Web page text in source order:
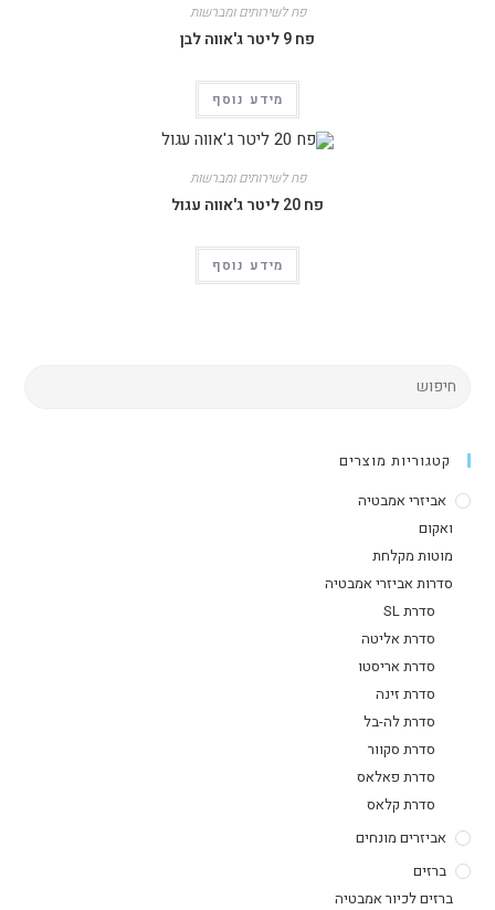
פח לשירותים ומברשות
פח 9 ליטר ג'אווה לבן
מידע נוסף
פח לשירותים ומברשות
פח 20 ליטר ג'אווה עגול
מידע נוסף
קטגוריות מוצרים
אביזרי אמבטיה
ואקום
מוטות מקלחת
סדרות אביזרי אמבטיה
סדרת SL
סדרת אליטה
סדרת אריסטו
סדרת זינה
סדרת לה-בל
סדרת סקוור
סדרת פאלאס
סדרת קלאס
אביזרים מונחים
ברזים
ברזים לכיור אמבטיה